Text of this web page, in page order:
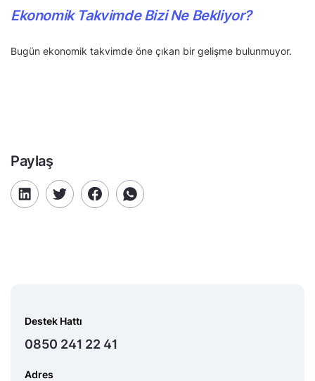
Ekonomik Takvimde Bizi Ne Bekliyor?
Bugün ekonomik takvimde öne çıkan bir gelişme bulunmuyor.
Paylaş
Destek Hattı
0850 241 22 41
Adres